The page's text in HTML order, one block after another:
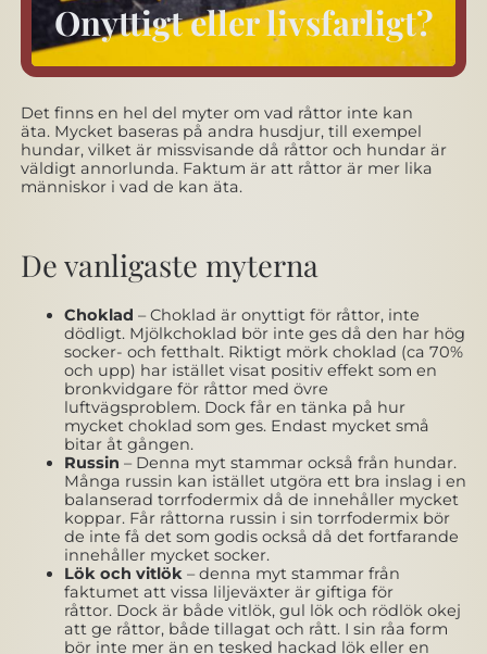
Onyttigt eller livsfarligt?
Det finns en hel del myter om vad råttor inte kan
äta. Mycket baseras på andra husdjur, till exempel
hundar, vilket är missvisande då råttor och hundar är
väldigt annorlunda. Faktum är att råttor är mer lika
människor i vad de kan äta.
De vanligaste myterna
Choklad – Choklad är onyttigt för råttor, inte
dödligt. Mjölkchoklad bör inte ges då den har hög
socker- och fetthalt. Riktigt mörk choklad (ca 70%
och upp) har istället visat positiv effekt som en
bronkvidgare för råttor med övre
luftvägsproblem. Dock får en tänka på hur
mycket choklad som ges. Endast mycket små
bitar åt gången.
Russin – Denna myt stammar också från hundar.
Många russin kan istället utgöra ett bra inslag i en
balanserad torrfodermix då de innehåller mycket
koppar. Får råttorna russin i sin torrfodermix bör
de inte få det som godis också då det fortfarande
innehåller mycket socker.
Lök och vitlök– denna myt stammar från
faktumet att vissa liljeväxter är giftiga för
råttor. Dock är både vitlök, gul lök och rödlök okej
att ge råttor, både tillagat och rått. I sin råa form
bör inte mer än en tesked hackad lök eller en